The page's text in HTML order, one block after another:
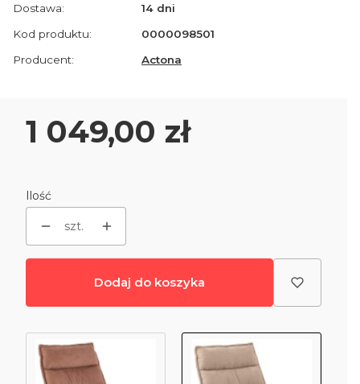
Dostawa:
14 dni
Kod produktu:
0000098501
Producent:
Actona
Cena
1 049,00 zł
Ilość
szt.
Dodaj do koszyka